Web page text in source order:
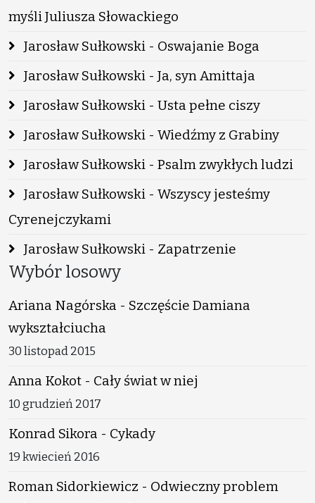
myśli Juliusza Słowackiego
Jarosław Sułkowski - Oswajanie Boga
Jarosław Sułkowski - Ja, syn Amittaja
Jarosław Sułkowski - Usta pełne ciszy
Jarosław Sułkowski - Wiedźmy z Grabiny
Jarosław Sułkowski - Psalm zwykłych ludzi
Jarosław Sułkowski - Wszyscy jesteśmy
Cyrenejczykami
Jarosław Sułkowski - Zapatrzenie
Wybór losowy
Ariana Nagórska - Szczęście Damiana
wykształciucha
30 listopad 2015
Anna Kokot - Cały świat w niej
10 grudzień 2017
Konrad Sikora - Cykady
19 kwiecień 2016
Roman Sidorkiewicz - Odwieczny problem